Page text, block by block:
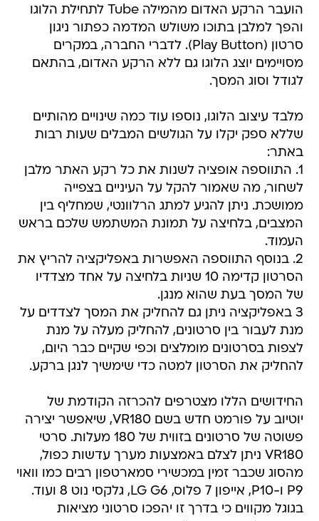
הועבר הרקע האדום מהמילה Tube לתחילת הלוגו
והפך למלבן בתוכו משולש המדמה כפתור ניגון
סרטון (Play Button). לדברי החברה, במקרים
מסויימים יוצג הלוגו גם ללא הרקע האדום, בהתאם
לגודל וסוג המסך.
מלבד עיצוב הלוגו, נוספו עוד כמה שינויים מהותיים
שללא ספק יקלו על הגולשים המבלים שעות רבות
באתר:
1. התווספה אופציה לשנות את כל רקע האתר מלבן
לשחור, מה שאמור להקל על העיניים בצפייה
ממושכת. ניתן להגיע למתג הרלוונטי, שמחליף בין
המצבים, בלחיצה על תמונת המשתמש שלכם בראש
העמוד.
2. בנוסף התווספה האפשרות באפליקציה להריץ את
הסרטון קדימה 10 שניות בלחיצה על אחד מצדדיו
של המסך בעת שהוא מנגן.
3 באפליקציה ניתן גם להחליק את המסך לצדדים על
מנת לעבור בין סרטונים, להחליק מעלה על מנת
לצפות בסרטונים מומלצים וכפי שקיים כבר היום,
להחליק את הסרטון למטה כדי שימשיך לנגן ברקע.
החידושים הללו מצטרפים להכרזה הקודמת של
יוטיוב על פורמט חדש בשם VR180, שיאפשר יצירה
פשוטה של סרטונים בזווית של 180 מעלות. סרטי
VR180 ניתן לצלם באמצעות מערך עדשות כפול,
מהסוג שכבר זמין במכשירי סמארטפון רבים כמו וואוי
P9 ו-P10, אייפון 7 פלוס, LG G6, גלקסי נוט 8 ועוד.
בגוגל מקווים כי בדרך זו יהפכו סרטוני מציאות